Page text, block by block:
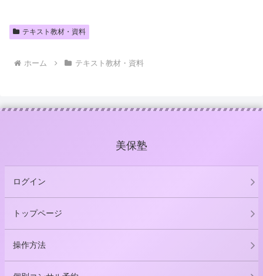
テキスト教材・資料
ホーム テキスト教材・資料
美保塾
ログイン
トップページ
操作方法